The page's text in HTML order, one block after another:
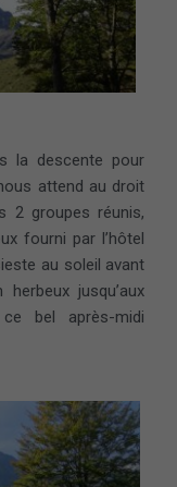
la descente pour
attend au droit
2 groupes réunis,
fourni par l’hôtel
au soleil avant
jusqu’aux
bel après-midi